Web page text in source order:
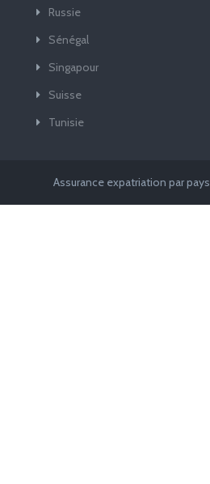
Russie
Sénégal
Singapour
Suisse
Tunisie
Assurance expatriation par pays